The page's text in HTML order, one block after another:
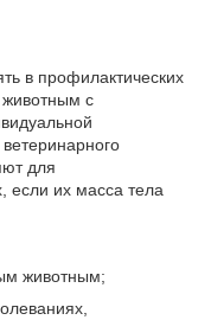
в профилактических
животным с
для
если их масса тела
животным;